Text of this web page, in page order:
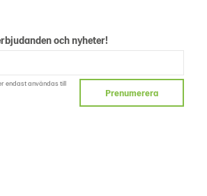
och nyheter!
endast användas till
Prenumerera